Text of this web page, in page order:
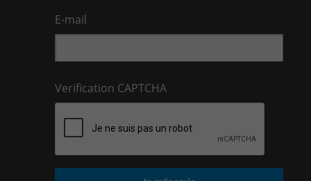
E-mail
Verification CAPTCHA